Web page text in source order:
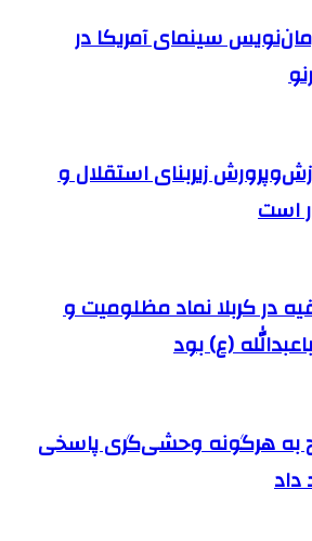
سینمای آمریکا در
زیربنای استقلال و
است
در کربلا نماد مظلومیت و
(ع) بود
به هرگونه وحشی‌گری پاسخی
داد